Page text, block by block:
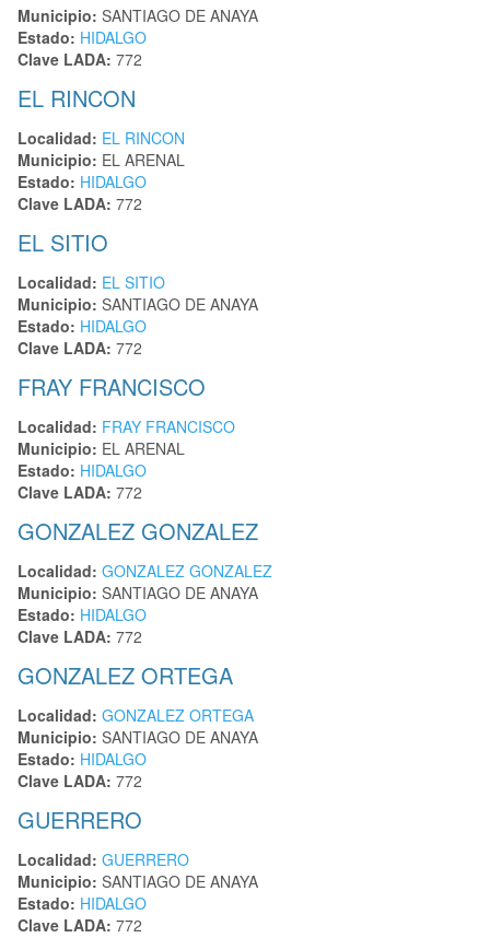
Municipio: SANTIAGO DE ANAYA
Estado: HIDALGO
Clave LADA: 772
EL RINCON
Localidad: EL RINCON
Municipio: EL ARENAL
Estado: HIDALGO
Clave LADA: 772
EL SITIO
Localidad: EL SITIO
Municipio: SANTIAGO DE ANAYA
Estado: HIDALGO
Clave LADA: 772
FRAY FRANCISCO
Localidad: FRAY FRANCISCO
Municipio: EL ARENAL
Estado: HIDALGO
Clave LADA: 772
GONZALEZ GONZALEZ
Localidad: GONZALEZ GONZALEZ
Municipio: SANTIAGO DE ANAYA
Estado: HIDALGO
Clave LADA: 772
GONZALEZ ORTEGA
Localidad: GONZALEZ ORTEGA
Municipio: SANTIAGO DE ANAYA
Estado: HIDALGO
Clave LADA: 772
GUERRERO
Localidad: GUERRERO
Municipio: SANTIAGO DE ANAYA
Estado: HIDALGO
Clave LADA: 772